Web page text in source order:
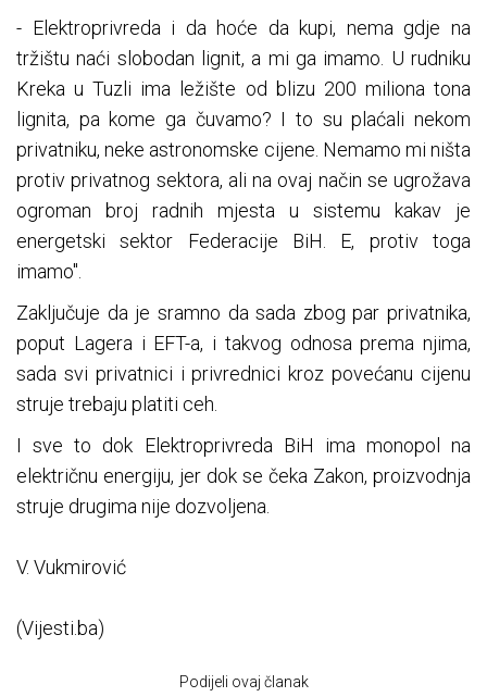
- Elektroprivreda i da hoće da kupi, nema gdje na
tržištu naći slobodan lignit, a mi ga imamo. U rudniku
Kreka u Tuzli ima ležište od blizu 200 miliona tona
lignita, pa kome ga čuvamo? I to su plaćali nekom
privatniku, neke astronomske cijene. Nemamo mi ništa
protiv privatnog sektora, ali na ovaj način se ugrožava
ogroman broj radnih mjesta u sistemu kakav je
energetski sektor Federacije BiH. E, protiv toga
imamo".
Zaključuje da je sramno da sada zbog par privatnika,
poput Lagera i EFT-a, i takvog odnosa prema njima,
sada svi privatnici i privrednici kroz povećanu cijenu
struje trebaju platiti ceh.
I sve to dok Elektroprivreda BiH ima monopol na
električnu energiju, jer dok se čeka Zakon, proizvodnja
struje drugima nije dozvoljena.
V. Vukmirović
(Vijesti.ba)
Podijeli ovaj članak